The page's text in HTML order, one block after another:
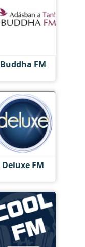
Buddha FM
Deluxe FM